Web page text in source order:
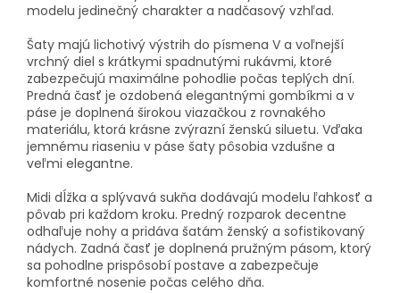
modelu jedinečný charakter a nadčasový vzhľad.
Šaty majú lichotivý výstrih do písmena V a voľnejší
vrchný diel s krátkymi spadnutými rukávmi, ktoré
zabezpečujú maximálne pohodlie počas teplých dní.
Predná časť je ozdobená elegantnými gombíkmi a v
páse je doplnená širokou viazačkou z rovnakého
materiálu, ktorá krásne zvýrazní ženskú siluetu. Vďaka
jemnému riaseniu v páse šaty pôsobia vzdušne a
veľmi elegantne.
Midi dĺžka a splývavá sukňa dodávajú modelu ľahkosť a
pôvab pri každom kroku. Predný rozparok decentne
odhaľuje nohy a pridáva šatám ženský a sofistikovaný
nádych. Zadná časť je doplnená pružným pásom, ktorý
sa pohodlne prispôsobí postave a zabezpečuje
komfortné nosenie počas celého dňa.